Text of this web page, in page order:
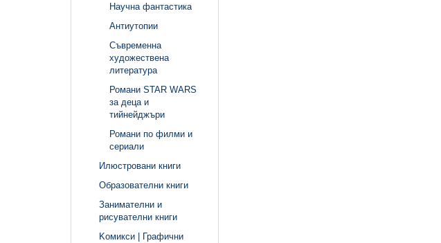
Научна фантастика
Антиутопии
Съвременна
художествена
литература
Романи STAR WARS
за деца и
тийнейджъри
Романи по филми и
сериали
Илюстровани книги
Образователни книги
Занимателни и
рисувателни книги
Kомикси | Графични